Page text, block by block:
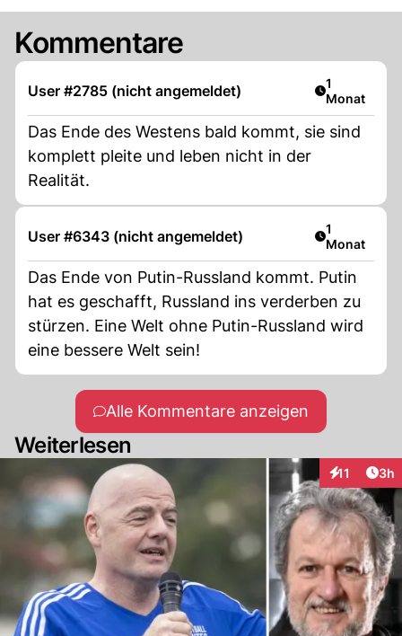
Kommentare
User #2785 (nicht angemeldet) Artikel
1
Monat
Das Ende des Westens bald kommt, sie sind
komplett pleite und leben nicht in der
Realität.
User #6343 (nicht angemeldet) Artikel
1
Monat
Das Ende von Putin-Russland kommt. Putin
hat es geschafft, Russland ins verderben zu
stürzen. Eine Welt ohne Putin-Russland wird
eine bessere Welt sein!
Alle Kommentare anzeigen
Weiterlesen
11 3h